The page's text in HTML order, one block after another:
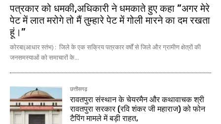
पत्रकार को धमकी,अधिकारी ने धमकाते हुए कहा ”अगर मेरे
पेट में लात मरोगे तो मैं तुम्हारे पेट में गोली मारने का दम रखता
हूं।”
कोरबा(आधार स्तंभ) : जिले के एक सक्रिय पत्रकार वर्षों से जिले और ग्रामीण क्षेत्रों की
जनसमस्याओं को समाचारों के...
छत्तीसगढ़
रावतपुरा संस्थान के चेयरमैन और कथावाचक श्री
रावतपुरा सरकार (रवि शंकर जी महाराज) को फोन
टैपिंग मामले में बड़ी राहत,